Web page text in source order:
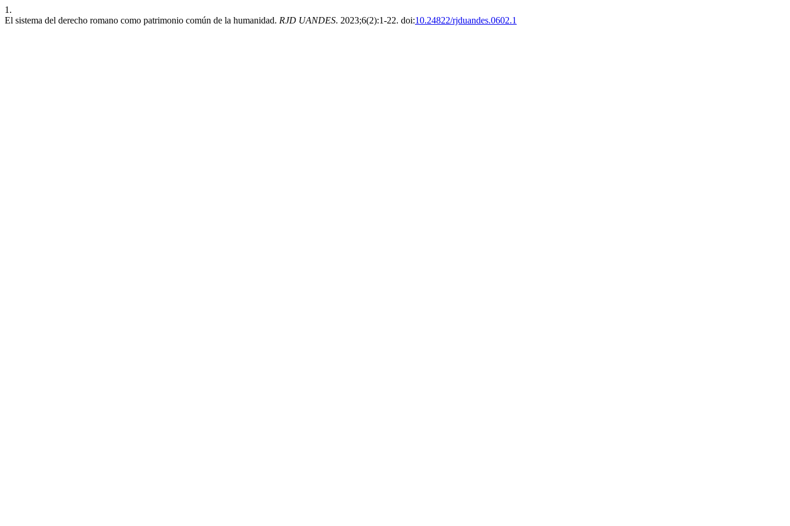
1.
El sistema del derecho romano como patrimonio común de la humanidad. RJD UANDES. 2023;6(2):1-22. doi:10.24822/rjduandes.0602.1